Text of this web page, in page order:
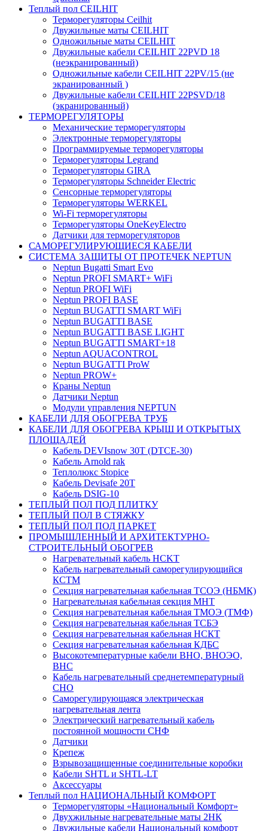
Теплый пол CEILHIT
Терморегуляторы Ceilhit
Двужильные маты CEILHIT
Одножильные маты CEILHIT
Двужильные кабели CEILHIT 22PVD 18
(неэкранированный)
Одножильные кабели CEILHIT 22PV/15 (не
экранированный )
Двужильные кабели CEILHIT 22PSVD/18
(экранированный)
ТЕРМОРЕГУЛЯТОРЫ
Механические терморегуляторы
Электронные терморегуляторы
Программируемые терморегуляторы
Терморегуляторы Legrand
Терморегуляторы GIRA
Терморегуляторы Schneider Electric
Сенсорные терморегуляторы
Терморегуляторы WERKEL
Wi-Fi терморегуляторы
Терморегуляторы OneKeyElectro
Датчики для терморегуляторов
САМОРЕГУЛИРУЮЩИЕСЯ КАБЕЛИ
СИСТЕМА ЗАЩИТЫ ОТ ПРОТЕЧЕК NEPTUN
Neptun Bugatti Smart Evo
Neptun PROFI SMART+ WiFi
Neptun PROFI WiFi
Neptun PROFI BASE
Neptun BUGATTI SMART WiFi
Neptun BUGATTI BASE
Neptun BUGATTI BASE LIGHT
Neptun BUGATTI SMART+18
Neptun AQUACONTROL
Neptun BUGATTI ProW
Neptun PROW+
Краны Neptun
Датчики Neptun
Модули управления NEPTUN
КАБЕЛИ ДЛЯ ОБОГРЕВА ТРУБ
КАБЕЛИ ДЛЯ ОБОГРЕВА КРЫШ И ОТКРЫТЫХ
ПЛОЩАДЕЙ
Кабель DEVIsnow 30Т (DTCE-30)
Кабель Arnold rak
Теплолюкс Stopice
Кабель Devisafe 20T
Кабель DSIG-10
ТЕПЛЫЙ ПОЛ ПОД ПЛИТКУ
ТЕПЛЫЙ ПОЛ В СТЯЖКУ
ТЕПЛЫЙ ПОЛ ПОД ПАРКЕТ
ПРОМЫШЛЕННЫЙ И АРХИТЕКТУРНО-
СТРОИТЕЛЬНЫЙ ОБОГРЕВ
Нагревательный кабель НCKТ
Кабель нагревательный саморегулирующийся
КСТМ
Секция нагревательная кабельная ТСОЭ (НБМК)
Нагревательная кабельная секция МНТ
Секция нагревательная кабельная ТМОЭ (ТМФ)
Секция нагревательная кабельная ТСБЭ
Секция нагревательная кабельная НСКТ
Секция нагревательная кабельная КДБС
Высокотемпературные кабели ВНО, ВНОЭО,
ВНС
Кабель нагревательный среднетемпературный
СНО
Саморегулирующаяся электрическая
нагревательная лента
Электрический нагревательный кабель
постоянной мощности СНФ
Датчики
Крепеж
Взрывозащищенные соединительные коробки
Кабели SHTL и SHTL-LT
Аксессуары
Теплый пол НАЦИОНАЛЬНЫЙ КОМФОРТ
Терморегуляторы «Национальный Комфорт»
Двухжильные нагревательные маты 2НК
Двужильные кабели Национальный комфорт